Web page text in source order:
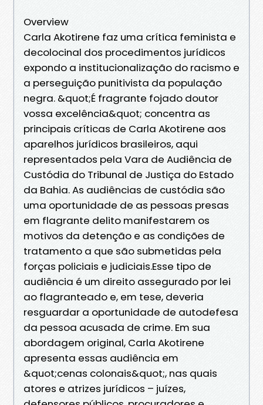
Overview
Carla Akotirene faz uma crítica feminista e
decolocinal dos procedimentos jurídicos
expondo a institucionalização do racismo e
a perseguição punitivista da população
negra. &quot;É fragrante fojado doutor
vossa excelência&quot; concentra as
principais críticas de Carla Akotirene aos
aparelhos jurídicos brasileiros, aqui
representados pela Vara de Audiência de
Custódia do Tribunal de Justiça do Estado
da Bahia. As audiências de custódia são
uma oportunidade de as pessoas presas
em flagrante delito manifestarem os
motivos da detenção e as condições de
tratamento a que são submetidas pela
forças policiais e judiciais.Esse tipo de
audiência é um direito assegurado por lei
ao flagranteado e, em tese, deveria
resguardar a oportunidade de autodefesa
da pessoa acusada de crime. Em sua
abordagem original, Carla Akotirene
apresenta essas audiência em
&quot;cenas colonais&quot;, nas quais
atores e atrizes jurídicos – juízes,